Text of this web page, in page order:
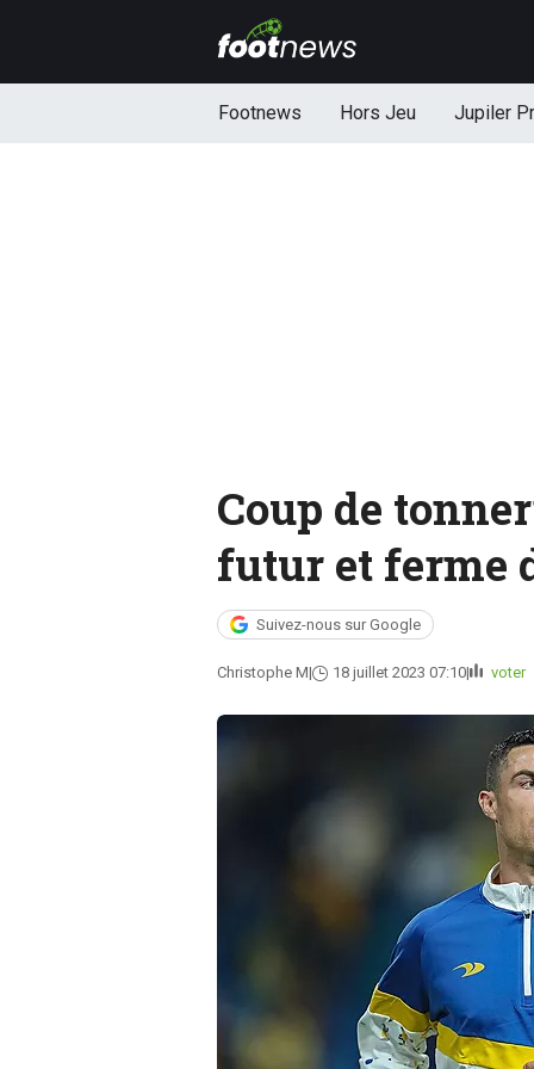
Footnews Hors Jeu Jupiler
Coup de
futur et ferme
Suivez-nous sur Google
Christophe M 18 juillet 2023 07:10 voter